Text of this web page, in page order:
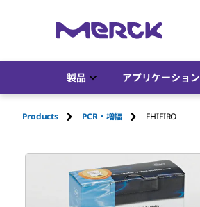
製品 アプリケーション
Products PCR・増幅 FHIFIRO